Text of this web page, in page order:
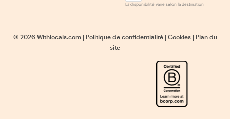
La disponibilité varie selon la destination
© 2026 Withlocals.com | Politique de confidentialité | Cookies | Plan du
site